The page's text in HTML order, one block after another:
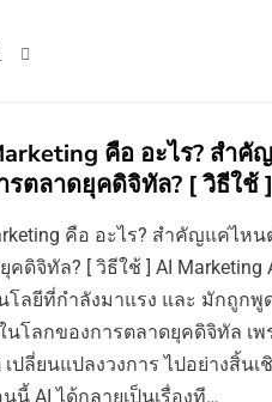
คือ อะไร? สำคั
รตลาดยุคดิจิทัล? [ วิธีใช้ ]
คือ อะไร? สำคัญแค่ไห
คดิจิทัล? [ วิธีใช้ ] AI Marketing
โลยีที่กำลังมาแรง และ มักถูกพู
นโลกของการตลาดยุคดิจิทัล เพ
ปลี่ยนแปลงวงการ ไปอย่างสิ้นเ
นี้ AI ได้กลายเป็นเรื่องที…